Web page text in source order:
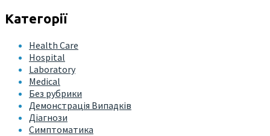
Категорії
Health Care
Hospital
Laboratory
Medical
Без рубрики
Демонстрація Випадків
Діагнози
Симптоматика